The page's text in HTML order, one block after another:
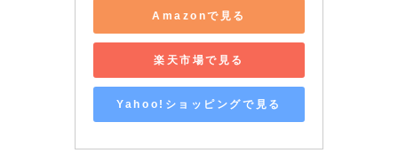
Amazonで見る
楽天市場で見る
Yahoo!ショッピングで見る